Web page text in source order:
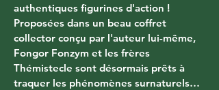
authentiques figurines d'action !
Proposées dans un beau coffret
collector conçu par l'auteur lui-même,
Fongor Fonzym et les frères
Thémistecle sont désormais prêts à
traquer les phénomènes surnaturels…